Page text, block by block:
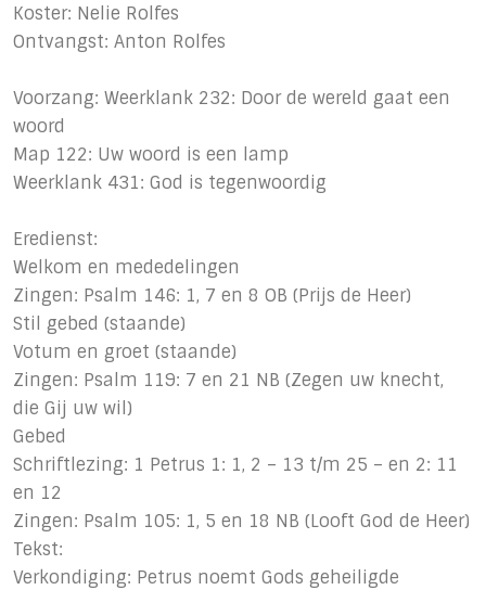
Koster: Nelie Rolfes
Ontvangst: Anton Rolfes
Voorzang: Weerklank 232: Door de wereld gaat een
woord
Map 122: Uw woord is een lamp
Weerklank 431: God is tegenwoordig
Eredienst:
Welkom en mededelingen
Zingen: Psalm 146: 1, 7 en 8 OB (Prijs de Heer)
Stil gebed (staande)
Votum en groet (staande)
Zingen: Psalm 119: 7 en 21 NB (Zegen uw knecht,
die Gij uw wil)
Gebed
Schriftlezing: 1 Petrus 1: 1, 2 – 13 t/m 25 – en 2: 11
en 12
Zingen: Psalm 105: 1, 5 en 18 NB (Looft God de Heer)
Tekst:
Verkondiging: Petrus noemt Gods geheiligde